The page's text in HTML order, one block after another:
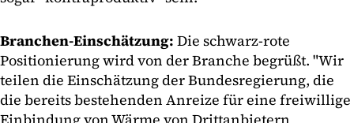
Branchen-Einschätzung: Die schwarz-rote
Positionierung wird von der Branche begrüßt. "Wir
teilen die Einschätzung der Bundesregierung, die
die bereits bestehenden Anreize für eine freiwillige